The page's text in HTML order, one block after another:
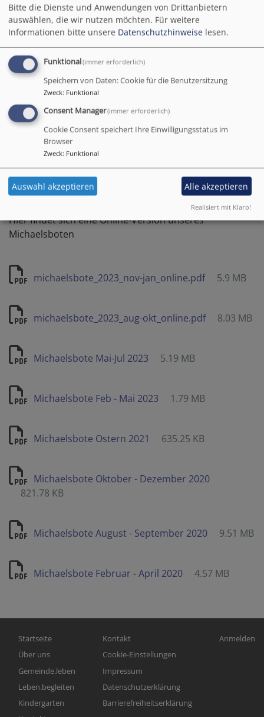
Vierteljährlich erscheint unser Gemeindebrief, der
"Michaelsbote". Er enthält neben Terminen und
gewesenes, Aktuelle Informationen aus dem
Kirchenvorstand, geistliche Impulse und Gebete sowie
thematische Artikel.
Der Michaelsbote wird in der Kirchengemeinde
ausgetragen.
Falls Sie keinen bekommen, ihn aber gerne zugestellt
haben möchten, wenden Sie sich gerne an unser
Pfarramt.
Hier findet sich eine Online-Version unseres
Michaelsboten
michaelsbote_2023_nov-jan_online.pdf 5.9 MB
michaelsbote_2023_aug-okt_online.pdf 8.03 MB
Michaelsbote Mai-Jul 2023 5.19 MB
Michaelsbote Feb - Mai 2023 1.79 MB
Michaelsbote Ostern 2021 635.25 KB
Michaelsbote Oktober - Dezember 2020
821.78 KB
Michaelsbote August - September 2020 9.51 MB
Michaelsbote Februar - April 2020 4.57 MB
Hauptnavigation
Startseite
Über uns
Gemeinde.leben
Leben.begleiten
Kindergarten
Fußbereichsmenü
Kontakt
Cookie-Einstellungen
Impressum
Datenschutzerklärung
Barrierefreiheitserklärung
Anmelden
Bitte die Dienste und Anwendungen von Drittanbietern
auswählen, die wir nutzen möchten. Für weitere
Informationen bitte unsere Datenschutzhinweise lesen.
Funktional(immer erforderlich)
Speichern von Daten: Cookie für die Benutzersitzung
Zweck: Funktional
Consent Manager(immer erforderlich)
Cookie Consent speichert Ihre Einwilligungsstatus im
Browser
Zweck: Funktional
Auswahl akzeptieren Alle akzeptieren
Realisiert mit Klaro!